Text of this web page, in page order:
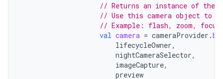
// Returns an instance of the
// Use this camera object to
// Example: flash, zoom,
val camera = cameraProvider .
lifecycleOwner,
nightCameraSelector,
imageCapture,
preview